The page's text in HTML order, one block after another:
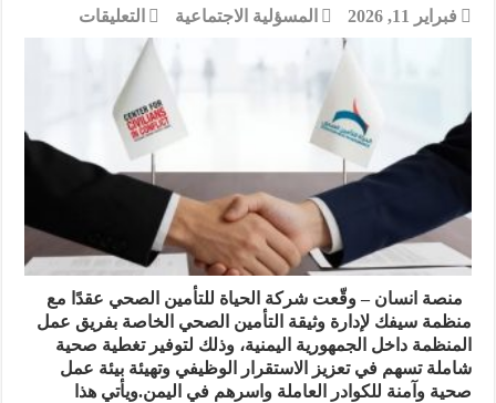
فبراير 11, 2026
المسؤلية الاجتماعية التعليقات
شركة
عقدًا
مع
لإدارة
وثيقة
التأمين
الصحي
لفريق
عمل
المنظمة
مغلقة
منصة انسان – وقّعت شركة الحياة للتأمين الصحي عقدًا مع
منظمة سيفك لإدارة وثيقة التأمين الصحي الخاصة بفريق عمل
المنظمة داخل الجمهورية اليمنية، وذلك لتوفير تغطية صحية
شاملة تسهم في تعزيز الاستقرار الوظيفي وتهيئة بيئة عمل
صحية وآمنة للكوادر العاملة واسرهم في اليمن.ويأتي هذا